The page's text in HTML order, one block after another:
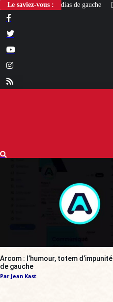
Le saviez-vous :[LIVRE] L’autobiographie
Arcom : l’humour, totem
de gauche
Par Jean Kast